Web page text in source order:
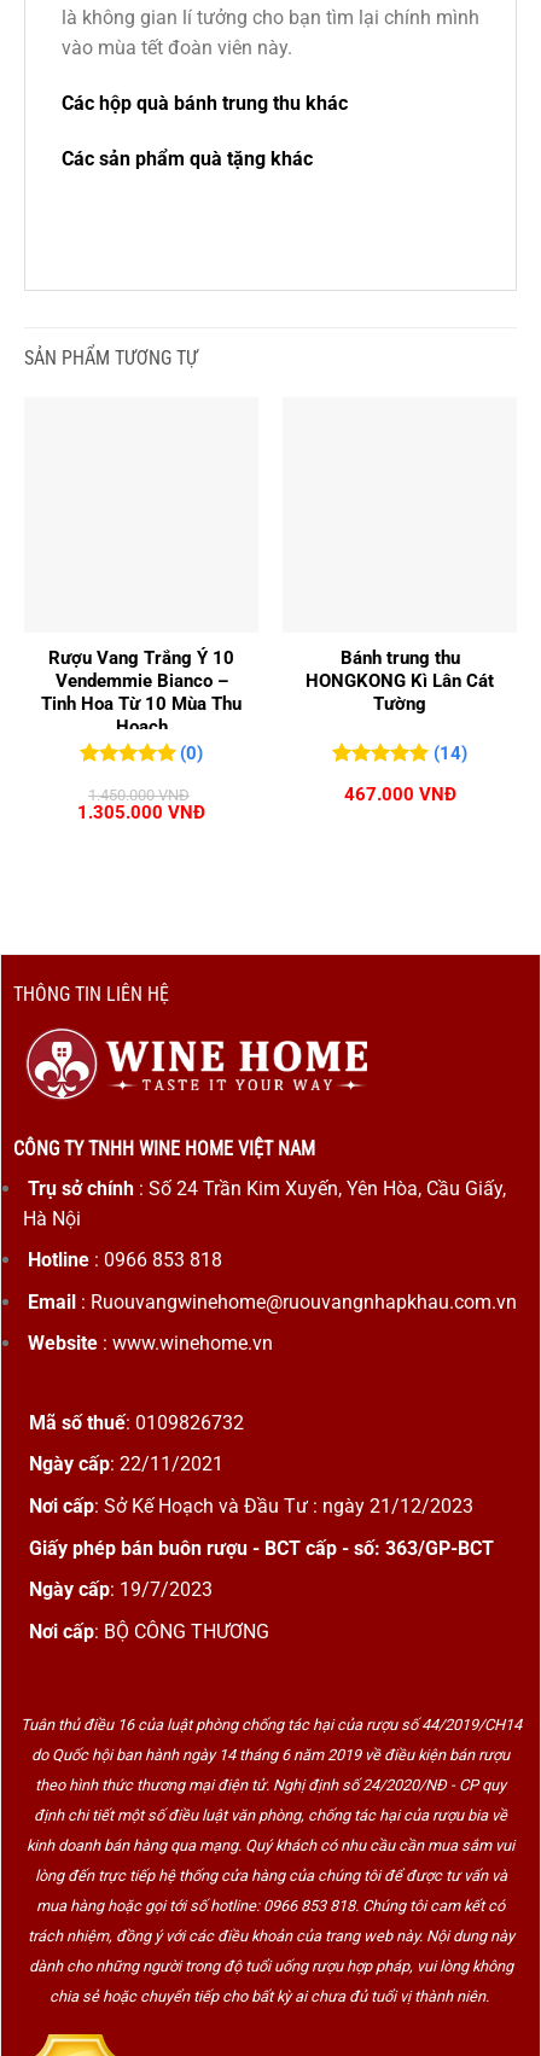
là không gian lí tưởng cho bạn tìm lại chính mình
vào mùa tết đoàn viên này.
Các hộp quà bánh trung thu khác
Các sản phẩm quà tặng khác
SẢN PHẨM TƯƠNG TỰ
Rượu Vang Trắng Ý 10
Vendemmie Bianco –
Tinh Hoa Từ 10 Mùa Thu
Hoạch
đánh giá
(0)
1.450.000VNĐ
Giá
1.305.000 VNĐGiá
Bánh trung thu
HONGKONG Kì Lân Cát
Tường
đánh giá
(14)
467.000 VNĐ
THÔNG TIN LIÊN HỆ
CÔNG TY TNHH WINE HOME VIỆT NAM
Trụ sở chính: Số 24 Trần Kim Xuyến, Yên Hòa, Cầu Giấy,
Hà Nội
Hotline: 0966 853 818
Email: Ruouvangwinehome@ruouvangnhapkhau.com.vn
Website: www.winehome.vn
Mã số thuế: 0109826732
Ngày cấp: 22/11/2021
Nơi cấp: Sở Kế Hoạch và Đầu Tư : ngày 21/12/2023
Giấy phép bán buôn rượu - BCT cấp - số: 363/GP-BCT
Ngày cấp: 19/7/2023
Nơi cấp: BỘ CÔNG THƯƠNG
Tuân thủ điều 16 của luật phòng chống tác hại của rượu số 44/2019/CH14
do Quốc hội ban hành ngày 14 tháng 6 năm 2019 về điều kiện bán rượu
theo hình thức thương mại điện tử. Nghị định số 24/2020/NĐ - CP quy
định chi tiết một số điều luật văn phòng, chống tác hại của rượu bia về
kinh doanh bán hàng qua mạng. Quý khách có nhu cầu cần mua sắm vui
lòng đến trực tiếp hệ thống cửa hàng của chúng tôi để được tư vấn và
mua hàng hoặc gọi tới số hotline: 0966 853 818. Chúng tôi cam kết có
trách nhiệm, đồng ý với các điều khoản của trang web này. Nội dung này
dành cho những người trong độ tuổi uống rượu hợp pháp, vui lòng không
chia sẻ hoặc chuyển tiếp cho bất kỳ ai chưa đủ tuổi vị thành niên.